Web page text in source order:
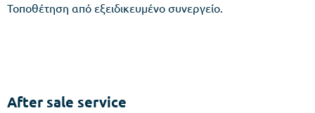
Τοποθέτηση από εξειδικευμένο συνεργείο.
After sale service